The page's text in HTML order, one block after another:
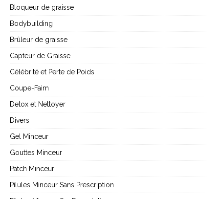
Bloqueur de graisse
Bodybuilding
Brûleur de graisse
Capteur de Graisse
Célébrité et Perte de Poids
Coupe-Faim
Detox et Nettoyer
Divers
Gel Minceur
Gouttes Minceur
Patch Minceur
Pilules Minceur Sans Prescription